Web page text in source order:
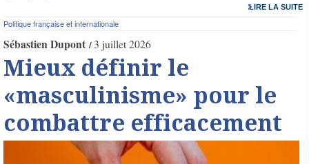
LIRE LA SUITE
Politique française et internationale
Sébastien Dupont 3 juillet 2026
Mieux définir le
«masculinisme» pour le
combattre efficacement